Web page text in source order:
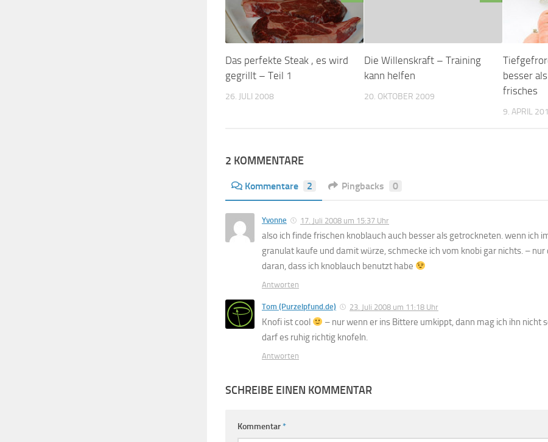
Das perfekte Steak , es wird
gegrillt – Teil 1
26. JULI 2008
Die Willenskraft – Training
kann helfen
20. OKTOBER 2009
besser
frisches
9. APRIL
2 KOMMENTARE
Kommentare 2 Pingbacks 0
Yvonne 17. Juli 2008 um 15:37 Uhr
also ich finde frischen knoblauch auch besser als getrockneten. wenn ich
granulat kaufe und damit würze, schmecke ich vom knobi gar nichts. –
daran, dass ich knoblauch benutzt habe
Antworten
Tom (Purzelpfund.de) 23. Juli 2008 um 11:18 Uhr
Knofi ist cool
– nur wenn er ins Bittere umkippt, dann mag ich ihn nicht
darf es ruhig richtig knofeln.
Antworten
SCHREIBE EINEN KOMMENTAR
Kommentar*